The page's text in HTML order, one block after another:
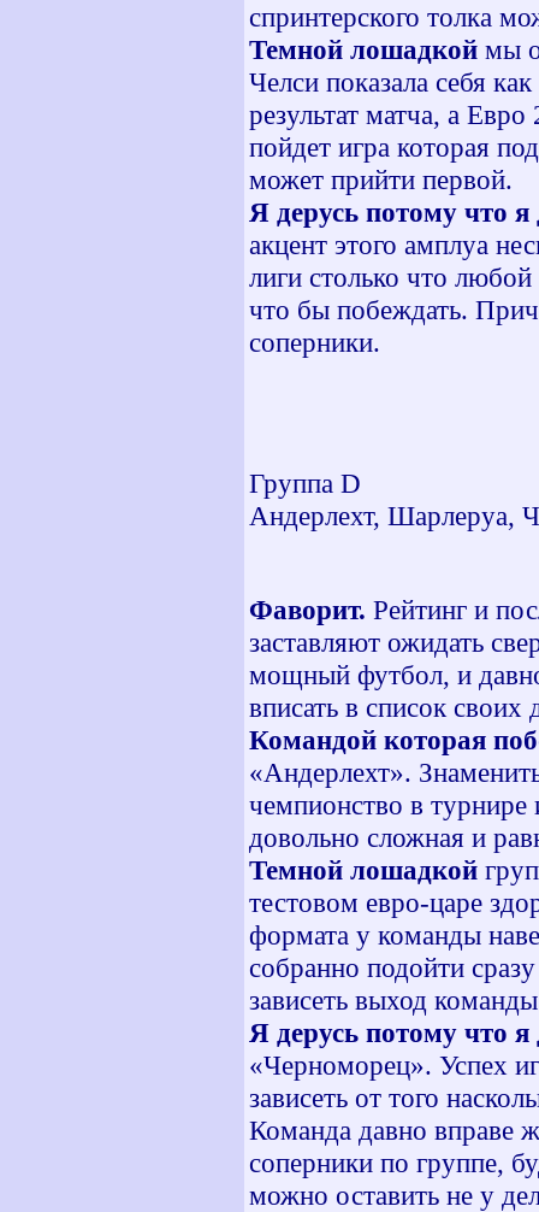
спринтерского толка
Темной лошадкой мы
Челси показала себя
результат матча, а
пойдет игра которая
может прийти первой.
Я дерусь потому что я
акцент этого амплуа
лиги столько что
что бы побеждать.
соперники.
Группа D
Андерлехт, Шарлеруа,
Фаворит. Рейтинг и
заставляют ожидать
мощный футбол, и
вписать в список своих
Командой которая
«Андерлехт».
чемпионство в
довольно сложная и
Темной лошадкой
тестовом евро-царе
формата у команды
собранно подойти
зависеть выход
Я дерусь потому что я
«Черноморец». Успех
зависеть от того
Команда давно вправе
соперники по группе,
можно оставить не у